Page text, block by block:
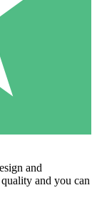
and
and you can